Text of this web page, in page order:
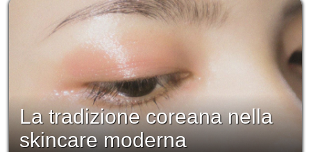
La tradizione coreana nella
skincare moderna